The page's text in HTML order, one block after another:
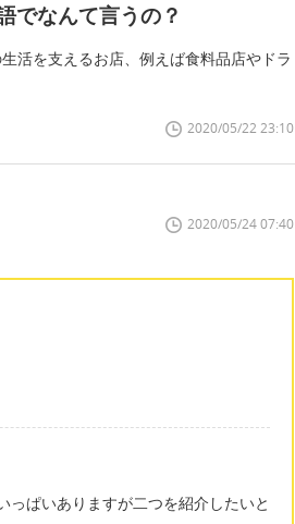
でなんて言うの？
活を支えるお店、例えば食料品店やドラ
2020/05/22 23:10
2020/05/24 07:40
っぱいありますが二つを紹介したいと